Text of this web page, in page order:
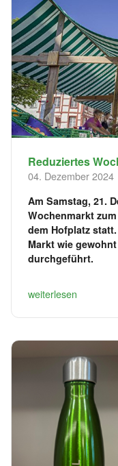
Reduziertes
04. Dezember 2024
Am Samstag, 21.
Wochenmarkt
dem Hofplatz
Markt wie
durchgeführt.
weiterlesen